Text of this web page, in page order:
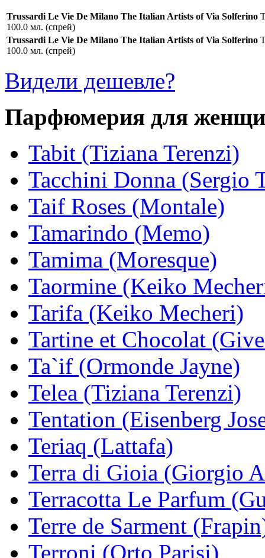
Trussardi Le Vie De Milano The Italian Artists of Via Solferino
100.0 мл. (спрей)
Trussardi Le Vie De Milano The Italian Artists of Via Solferino
100.0 мл. (спрей)
Видели дешевле?
Парфюмерия для
Tabit (Tiziana Terenzi)
Tacchini Donna (Sergio
Taif Roses (Montale)
Tamarindo (Memo)
Tamima (Moresque)
Taormine (Keiko
Tarifa (Keiko Mecheri)
Tartine et Chocolat
Ta`if (Ormonde Jayne)
Telea (Tiziana Terenzi)
Tentation (Eisenberg
Teriaq (Lattafa)
Terra di Gioia (Giorgio
Terracotta Le Parfum
Terre de Sarment
Terroni (Orto Parisi)